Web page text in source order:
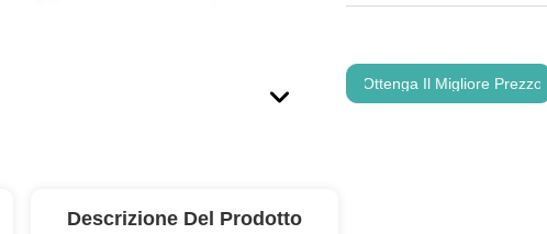
Ottenga Il Migliore Prezzo
Descrizione Del Prodotto